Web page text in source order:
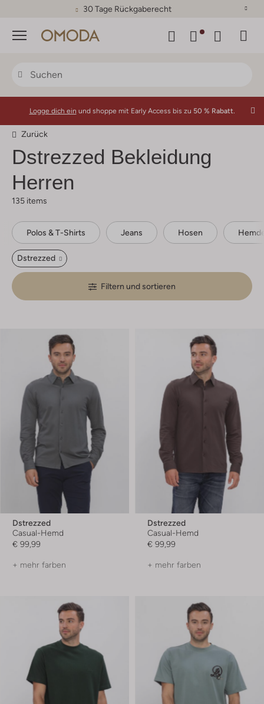
30 Tage Rückgaberecht
Menü
Logge dich ein und shoppe mit Early Access bis zu 50 % Rabatt.
Zurück
Dstrezzed Bekleidung
Herren
135 items
Polos & T-Shirts Jeans Hosen
Dstrezzed
Filtern und sortieren
Dstrezzed
Casual-Hemd
€ 99,99
+ mehr farben
Dstrezzed
Casual-Hemd
€ 99,99
+ mehr farben